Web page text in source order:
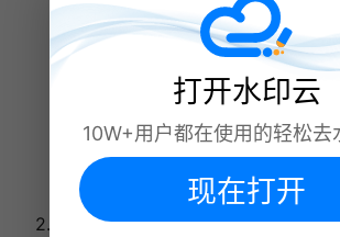
2. Lama Cleaner
打开水印云
10W+用户都在使用的轻松去
现在打开